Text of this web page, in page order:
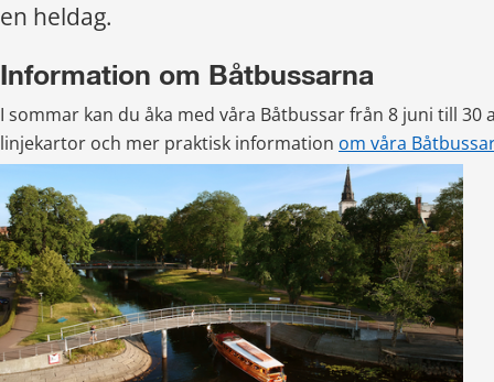
en heldag.
Information om Båtbussarna
I sommar kan du åka med våra Båtbussar från 8 juni till 30
linjekartor och mer praktisk information om våra